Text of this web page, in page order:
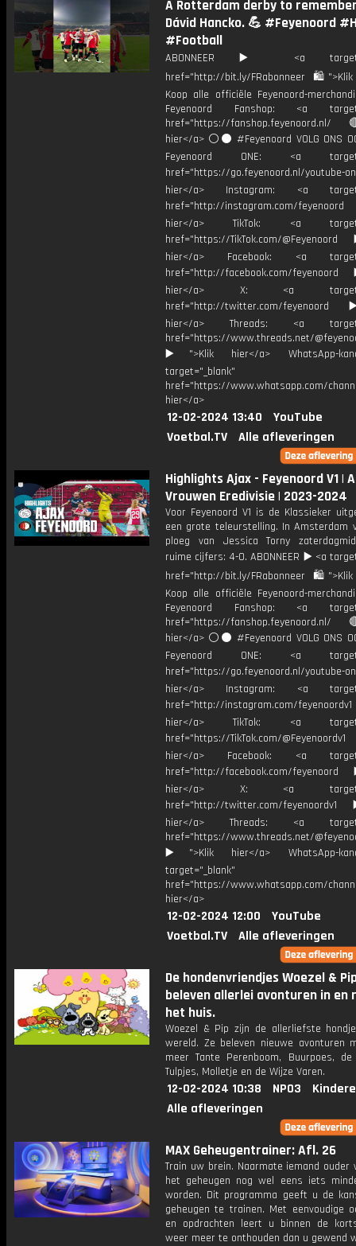
A Rotterdam derby to
Dávid Hancko. 💪 #Feyenoord
#Football
ABONNEER ▶️ <a
href="http://bit.ly/FRabonneer
Koop alle officiële Feyenoord-
Feyenoord Fanshop: <a
href="https://
hier</a> ⚪️⚫ #Feyenoord VOLG ONS
Feyenoord ONE: <a
href="https://go.feyenoord.nl/youtube-
hier</a> Instagram: <a
href="http://instagram.com/
hier</a> TikTok: <a
href="https://TikTok.com/
hier</a> Facebook: <a
href="http://facebook.com/
hier</a> X: <a
href="http://twitter.com/
hier</a> Threads: <a
href="https://www.threads.net/
▶️">Klik hier</a> WhatsApp-
target="_blank"
href="https://www.whatsapp.com/
hier</a>
12-02-2024 13:40
YouTube
Voetbal.TV
Alle afleveringen
Highlights Ajax - Feyenoord V1 |
Vrouwen Eredivisie | 2023-2024
Voor Feyenoord V1 is de Klassieker
een grote teleurstelling. In Amsterdam
ploeg van Jessica Torny
ruime cijfers: 4-0. ABONNEER ▶️ <a
href="http://bit.ly/FRabonneer
Koop alle officiële Feyenoord-
Feyenoord Fanshop: <a
href="https://
hier</a> ⚪️⚫ #Feyenoord VOLG ONS
Feyenoord ONE: <a
href="https://go.feyenoord.nl/youtube-
hier</a> Instagram: <a
href="http://instagram.com/
hier</a> TikTok: <a
href="https://TikTok.com/
hier</a> Facebook: <a
href="http://facebook.com/
hier</a> X: <a
href="http://twitter.com/
hier</a> Threads: <a
href="https://www.threads.net/
▶️">Klik hier</a> WhatsApp-
target="_blank"
href="https://www.whatsapp.com/
hier</a>
12-02-2024 12:00
YouTube
Voetbal.TV
Alle afleveringen
De hondenvriendjes Woezel &
beleven allerlei avonturen in en
het huis.
Woezel & Pip zijn de allerliefste
wereld. Ze beleven nieuwe avonturen
meer Tante Perenboom, Buurpoes, de
Tulpjes, Molletje en de Wijze Varen.
12-02-2024 10:38 NPO3
Alle afleveringen
MAX Geheugentrainer: Afl. 26
Train uw brein. Naarmate iemand ouder
het geheugen nog wel eens iets
worden. Dit programma geeft u de
geheugen te trainen. Met eenvoudige
en opdrachten leert u binnen de
weer meer te onthouden dan u gewend